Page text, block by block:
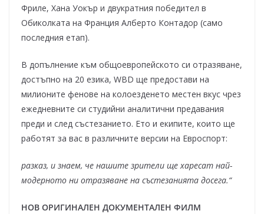
Фриле, Хана Уокър и двукратния победител в
Обиколката на Франция Алберто Контадор (само
последния етап).
В допълнение към общоевропейското си отразяване,
достъпно на 20 езика, WBD ще предостави на
милионите фенове на колоезденето местен вкус чрез
ежедневните си студийни аналитични предавания
преди и след състезанието. Ето и екипите, които ще
работят за вас в различните версии на Евроспорт:
разказ, и знаем, че нашите зрители ще харесат най-
модерното ни отразяване на състезанията досега.“
НОВ ОРИГИНАЛЕН ДОКУМЕНТАЛЕН ФИЛМ